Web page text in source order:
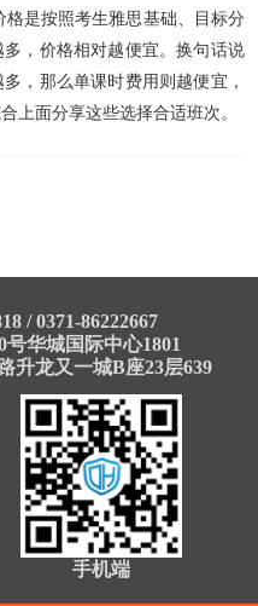
是按照考生雅思基础、目标分
，价格相对越便宜。换句话说
，那么单课时费用则越便宜，
上面分享这些选择合适班次。
/ 0371-86222667
华城国际中心1801
升龙又一城B座23层639
手机端